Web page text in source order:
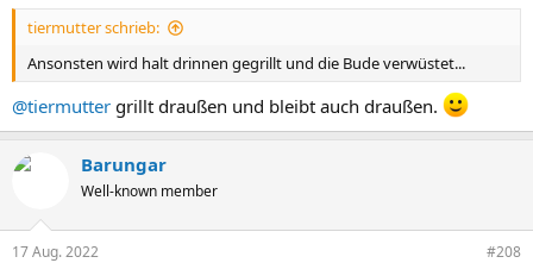
tiermutter schrieb:
Ansonsten wird halt drinnen gegrillt und die Bude verwüstet...
@tiermutter grillt draußen und bleibt auch draußen.
Barungar
Well-known member
17 Aug. 2022 #208